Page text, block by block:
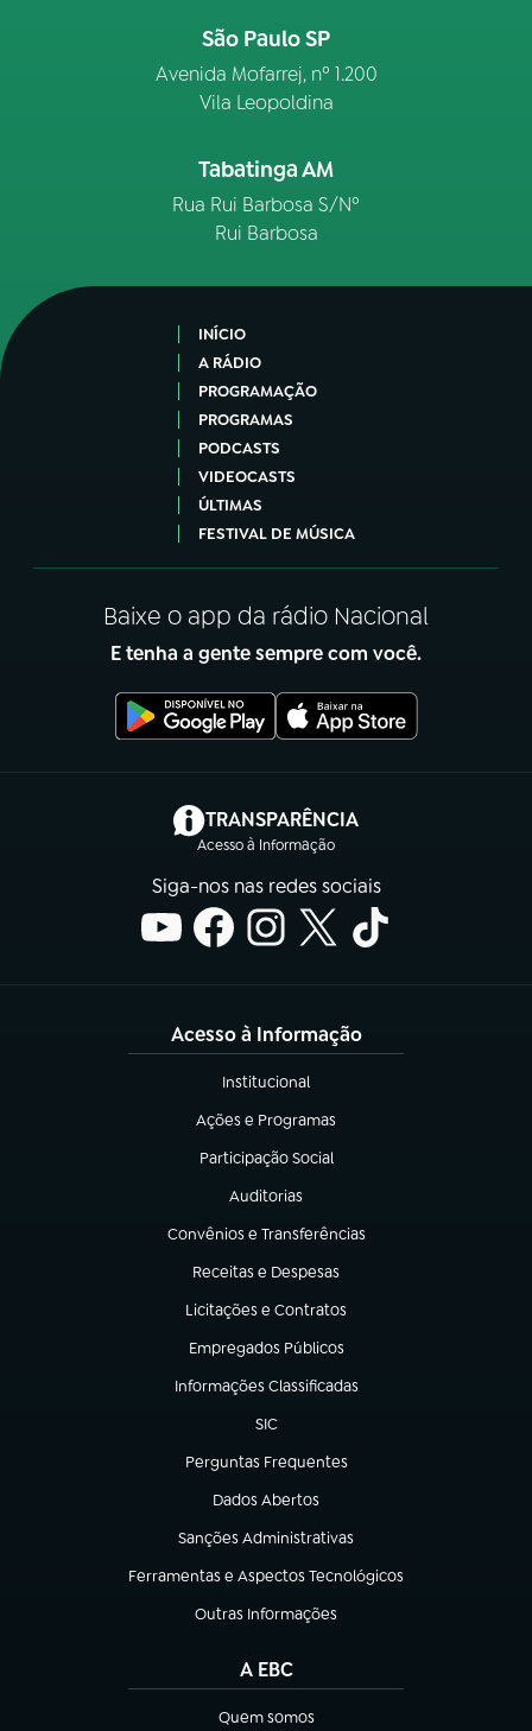
São Paulo SP
Avenida Mofarrej, nº 1.200
Vila Leopoldina
Tabatinga AM
Rua Rui Barbosa S/Nº
Rui Barbosa
INÍCIO
A RÁDIO
PROGRAMAÇÃO
PROGRAMAS
PODCASTS
VIDEOCASTS
ÚLTIMAS
FESTIVAL DE MÚSICA
Baixe o app da rádio Nacional
E tenha a gente sempre com você.
TRANSPARÊNCIA
Acesso à Informação
(abre em nova aba)
Siga-nos nas redes sociais
Acesso à Informação
Institucional
(abre em nova aba)
Ações e Programas
(abre em nova aba)
Participação Social
(abre em nova aba)
Auditorias
(abre em nova aba)
Convênios e Transferências
(abre em nova aba)
Receitas e Despesas
(abre em nova aba)
Licitações e Contratos
(abre em nova aba)
Empregados Públicos
(abre em nova aba)
Informações Classificadas
(abre em nova aba)
SIC
(abre em nova aba)
Perguntas Frequentes
(abre em nova aba)
Dados Abertos
(abre em nova aba)
Sanções Administrativas
(abre em nova aba)
Ferramentas e Aspectos Tecnológicos
(abre em nova aba)
Outras Informações
(abre em nova aba)
A EBC
Quem somos
(abre em nova aba)